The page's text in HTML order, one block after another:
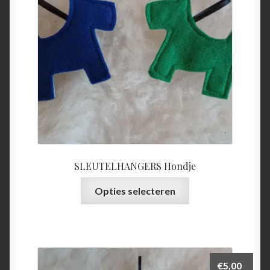
SLEUTELHANGERS Hondje
Opties selecteren
€5,00